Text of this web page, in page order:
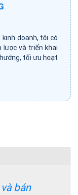
doanh, tôi có
lược và triển khai
tối ưu hoạt
bán